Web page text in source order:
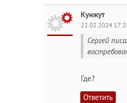
Кунжут
22.02.2024
Сергей
Где?
Ответить